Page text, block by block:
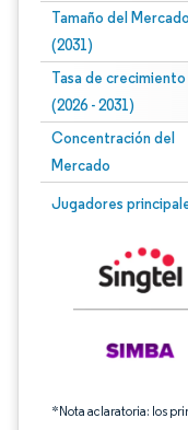
Tamaño del Mercado
(2031)
Tasa de crecimiento
(2026 - 2031)
Concentración del
Mercado
Jugadores
*Nota aclaratoria: los
Imagen © Mordor